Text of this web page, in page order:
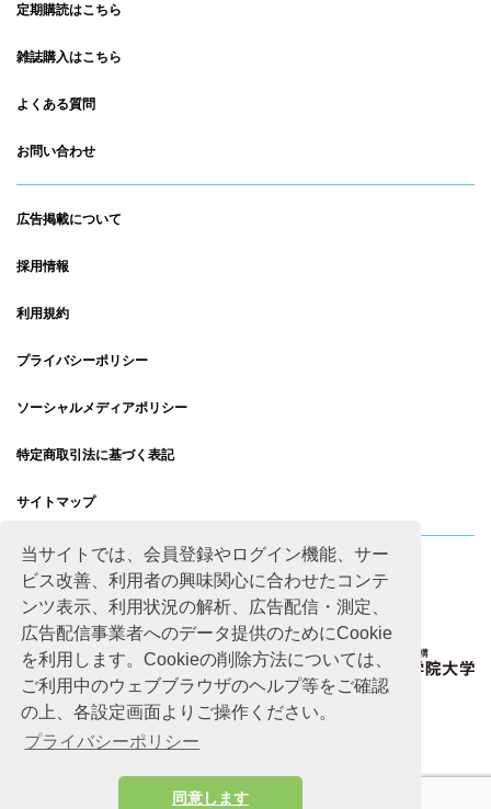
当サイトでは、会員登録やログイン機能、サー
ビス改善、利用者の興味関心に合わせたコンテ
ンツ表示、利用状況の解析、広告配信・測定、
広告配信事業者へのデータ提供のためにCookie
を利用します。Cookieの削除方法については、
ご利用中のウェブブラウザのヘルプ等をご確認
の上、各設定画面よりご操作ください。
プライバシーポリシー
同意します
定期購読はこちら
雑誌購入はこちら
よくある質問
お問い合わせ
広告掲載について
採用情報
利用規約
プライバシーポリシー
ソーシャルメディアポリシー
特定商取引法に基づく表記
サイトマップ